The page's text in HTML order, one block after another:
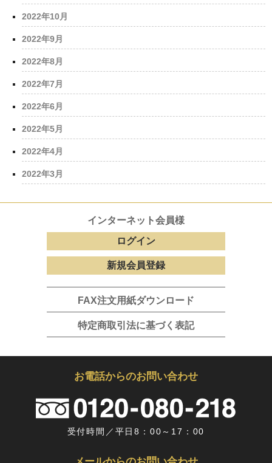
2022年10月
2022年9月
2022年8月
2022年7月
2022年6月
2022年5月
2022年4月
2022年3月
インターネット会員様
ログイン
新規会員登録
FAX注文用紙ダウンロード
特定商取引法に基づく表記
お電話からのお問い合わせ
受付時間／平日8：00～17：00